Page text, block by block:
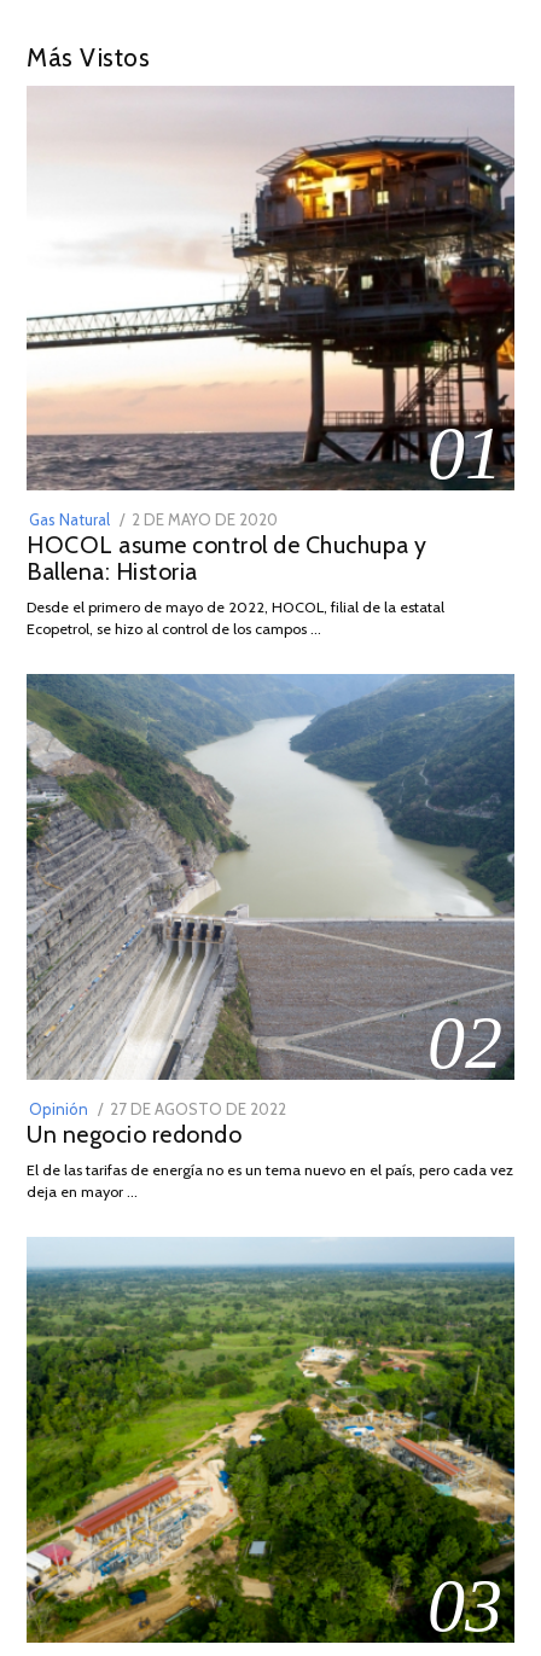
Más Vistos
01
Gas Natural
POSTED
ON
2 DE MAYO DE 2020
DE
2026
HOCOL asume control de Chuchupa y
Ballena: Historia
Desde el primero de mayo de 2022, HOCOL, filial de la estatal
Ecopetrol, se hizo al control de los campos …
02
Opinión
POSTED
ON
27 DE AGOSTO DE 2022
DE
Un negocio redondo
El de las tarifas de energía no es un tema nuevo en el país, pero cada vez
deja en mayor …
03